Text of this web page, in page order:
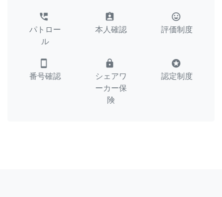
perm_phone_msg
パトロー
ル
assignment_ind
本人確認
tag_faces
評価制度
smartphone
番号確認
lock
シェアワ
ーカー保
険
stars
認定制度